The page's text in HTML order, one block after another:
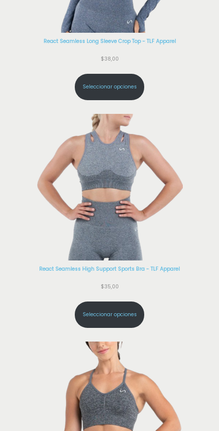
React Seamless Long Sleeve Crop Top - TLF Apparel
$38,00
Seleccionar opciones
React Seamless High Support Sports Bra - TLF Apparel
$35,00
Seleccionar opciones